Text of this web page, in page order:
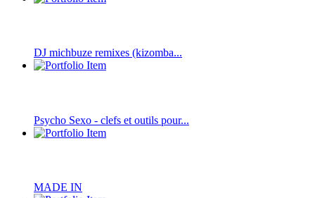
DJ michbuze remixes (kizomba...
Psycho Sexo - clefs et outils pour...
MADE IN